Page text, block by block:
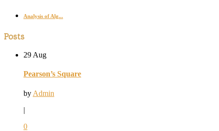
Analysis of Alg...
Posts
29 Aug
Pearson’s Square
by Admin
|
0